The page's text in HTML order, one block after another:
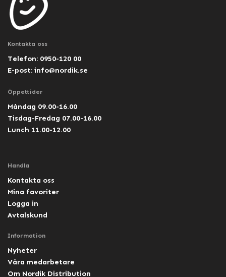
Kontakta oss
Telefon: 0950-120 00
E-post: info@nordik.se
Öppettider
Måndag 09.00-16.00
Tisdag-Fredag 07.00-16.00
Lunch 11.00-12.00
Handla
Kontakta oss
Mina favoriter
Logga in
Avtalskund
Information
Nyheter
Våra medarbetare
Om Nordik Distribution